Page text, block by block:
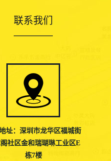
联系我们
址：深圳市龙华区福城街
社区金和瑞瑚琳工业区E
栋7楼